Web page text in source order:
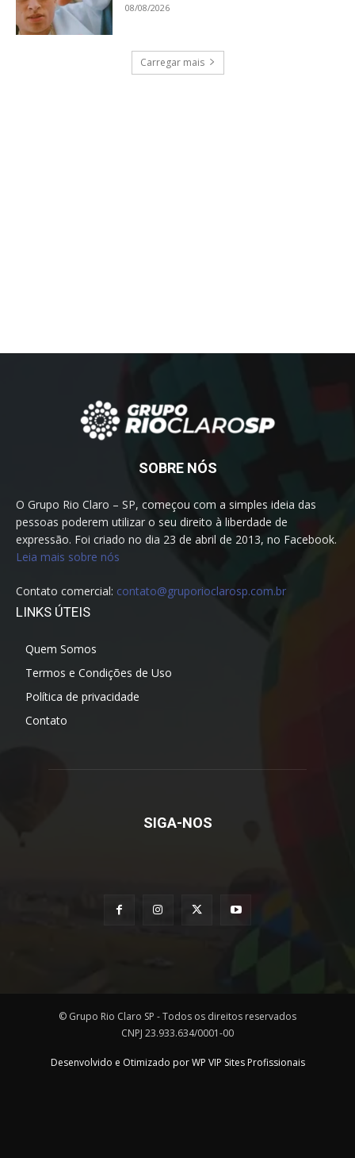
08/08/2026
Carregar mais
SOBRE NÓS
O Grupo Rio Claro – SP, começou com a simples ideia das
pessoas poderem utilizar o seu direito à liberdade de
expressão. Foi criado no dia 23 de abril de 2013, no Facebook.
Leia mais sobre nós
Contato comercial: contato@gruporioclarosp.com.br
LINKS ÚTEIS
Quem Somos
Termos e Condições de Uso
Política de privacidade
Contato
SIGA-NOS
© Grupo Rio Claro SP - Todos os direitos reservados
CNPJ 23.933.634/0001-00
Desenvolvido e Otimizado por WP VIP Sites Profissionais